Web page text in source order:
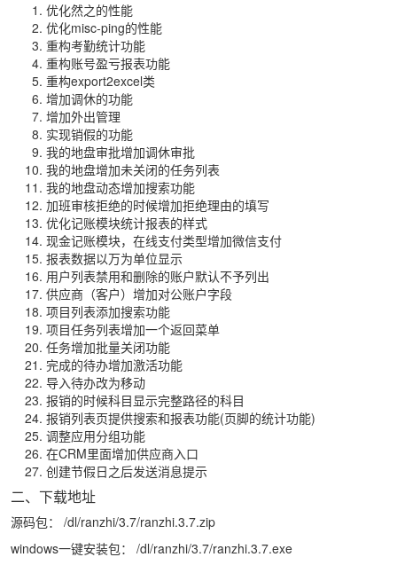
优化然之的性能
优化misc-ping的性能
重构考勤统计功能
重构账号盈亏报表功能
重构export2excel类
增加调休的功能
增加外出管理
实现销假的功能
我的地盘审批增加调休审批
我的地盘增加未关闭的任务列表
我的地盘动态增加搜索功能
加班审核拒绝的时候增加拒绝理由的填写
优化记账模块统计报表的样式
现金记账模块，在线支付类型增加微信支付
报表数据以万为单位显示
用户列表禁用和删除的账户默认不予列出
供应商（客户）增加对公账户字段
项目列表添加搜索功能
项目任务列表增加一个返回菜单
任务增加批量关闭功能
完成的待办增加激活功能
导入待办改为移动
报销的时候科目显示完整路径的科目
报销列表页提供搜索和报表功能(页脚的统计功能)
调整应用分组功能
在CRM里面增加供应商入口
创建节假日之后发送消息提示
二、下载地址
源码包： /dl/ranzhi/3.7/ranzhi.3.7.zip
windows一键安装包： /dl/ranzhi/3.7/ranzhi.3.7.exe